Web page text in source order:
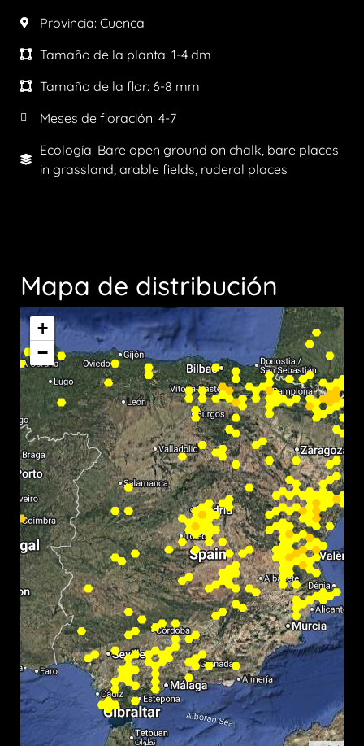
Provincia: Cuenca
Tamaño de la planta: 1-4 dm
Tamaño de la flor: 6-8 mm
Meses de floración: 4-7
Ecología: Bare open ground on chalk, bare places
in grassland, arable fields, ruderal places
Mapa de distribución
+
−